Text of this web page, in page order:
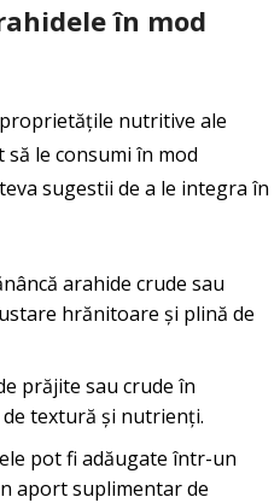
în mod
nutritive ale
le consumi în mod
sugestii de a le integra în
arahide crude sau
hrănitoare și plină de
prăjite sau crude în
textură și nutrienți.
pot fi adăugate într-un
aport suplimentar de